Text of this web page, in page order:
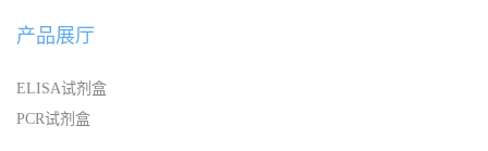
产品展厅
ELISA试剂盒
PCR试剂盒